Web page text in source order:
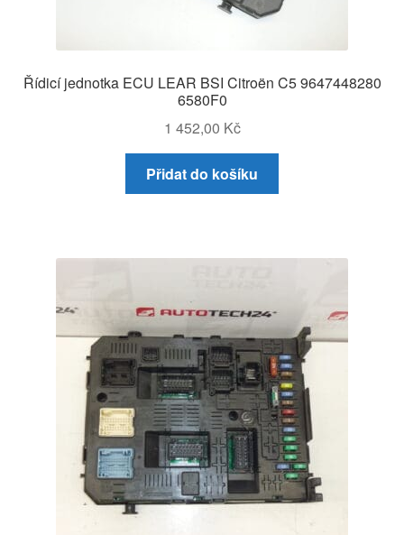
Řídicí jednotka ECU LEAR BSI Citroën C5 9647448280
6580F0
1 452,00 Kč
Přidat do košíku